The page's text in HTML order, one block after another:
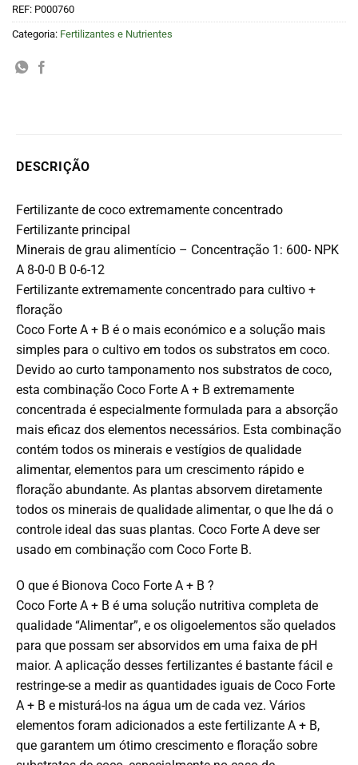
REF: P000760
Categoria: Fertilizantes e Nutrientes
DESCRIÇÃO
Fertilizante de coco extremamente concentrado
Fertilizante principal
Minerais de grau alimentício – Concentração 1: 600- NPK
A 8-0-0 B 0-6-12
Fertilizante extremamente concentrado para cultivo +
floração
Coco Forte A + B é o mais económico e a solução mais
simples para o cultivo em todos os substratos em coco.
Devido ao curto tamponamento nos substratos de coco,
esta combinação Coco Forte A + B extremamente
concentrada é especialmente formulada para a absorção
mais eficaz dos elementos necessários. Esta combinação
contém todos os minerais e vestígios de qualidade
alimentar, elementos para um crescimento rápido e
floração abundante. As plantas absorvem diretamente
todos os minerais de qualidade alimentar, o que lhe dá o
controle ideal das suas plantas. Coco Forte A deve ser
usado em combinação com Coco Forte B.
O que é Bionova Coco Forte A + B ?
Coco Forte A + B é uma solução nutritiva completa de
qualidade “Alimentar”, e os oligoelementos são quelados
para que possam ser absorvidos em uma faixa de pH
maior. A aplicação desses fertilizantes é bastante fácil e
restringe-se a medir as quantidades iguais de Coco Forte
A + B e misturá-los na água um de cada vez. Vários
elementos foram adicionados a este fertilizante A + B,
que garantem um ótimo crescimento e floração sobre